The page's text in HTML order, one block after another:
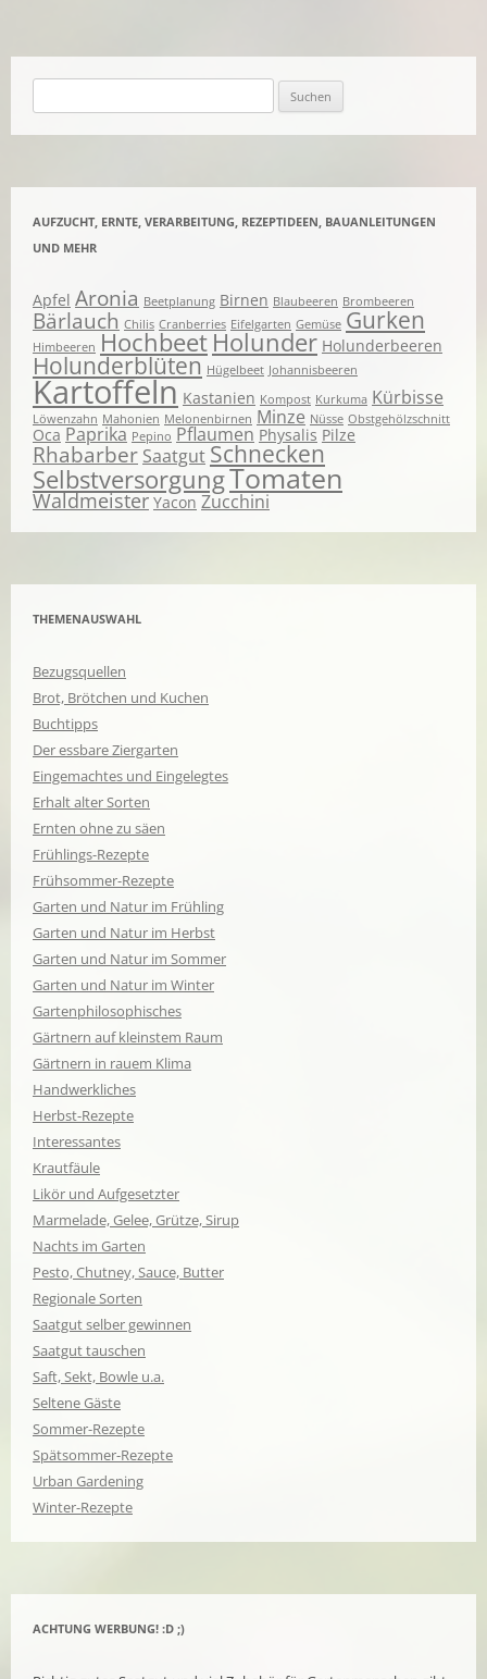
nach:
AUFZUCHT, ERNTE, VERARBEITUNG, REZEPTIDEEN, BAUANLEITUNGEN
UND MEHR
Apfel Aronia Beetplanung Birnen Blaubeeren Brombeeren
Bärlauch Chilis Cranberries Eifelgarten Gemüse Gurken
Himbeeren HochbeetHolunder Holunderbeeren
Holunderblüten Hügelbeet Johannisbeeren
Kartoffeln Kastanien Kompost Kurkuma Kürbisse
Löwenzahn Mahonien Melonenbirnen Minze Nüsse Obstgehölzschnitt
Oca Paprika Pepino Pflaumen Physalis Pilze
Rhabarber SaatgutSchnecken
SelbstversorgungTomaten
Waldmeister Yacon Zucchini
THEMENAUSWAHL
Bezugsquellen
Brot, Brötchen und Kuchen
Buchtipps
Der essbare Ziergarten
Eingemachtes und Eingelegtes
Erhalt alter Sorten
Ernten ohne zu säen
Frühlings-Rezepte
Frühsommer-Rezepte
Garten und Natur im Frühling
Garten und Natur im Herbst
Garten und Natur im Sommer
Garten und Natur im Winter
Gartenphilosophisches
Gärtnern auf kleinstem Raum
Gärtnern in rauem Klima
Handwerkliches
Herbst-Rezepte
Interessantes
Krautfäule
Likör und Aufgesetzter
Marmelade, Gelee, Grütze, Sirup
Nachts im Garten
Pesto, Chutney, Sauce, Butter
Regionale Sorten
Saatgut selber gewinnen
Saatgut tauschen
Saft, Sekt, Bowle u.a.
Seltene Gäste
Sommer-Rezepte
Spätsommer-Rezepte
Urban Gardening
Winter-Rezepte
ACHTUNG WERBUNG! :D ;)